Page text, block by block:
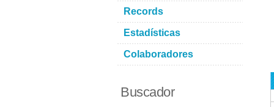
Records
Estadísticas
Colaboradores
Buscador